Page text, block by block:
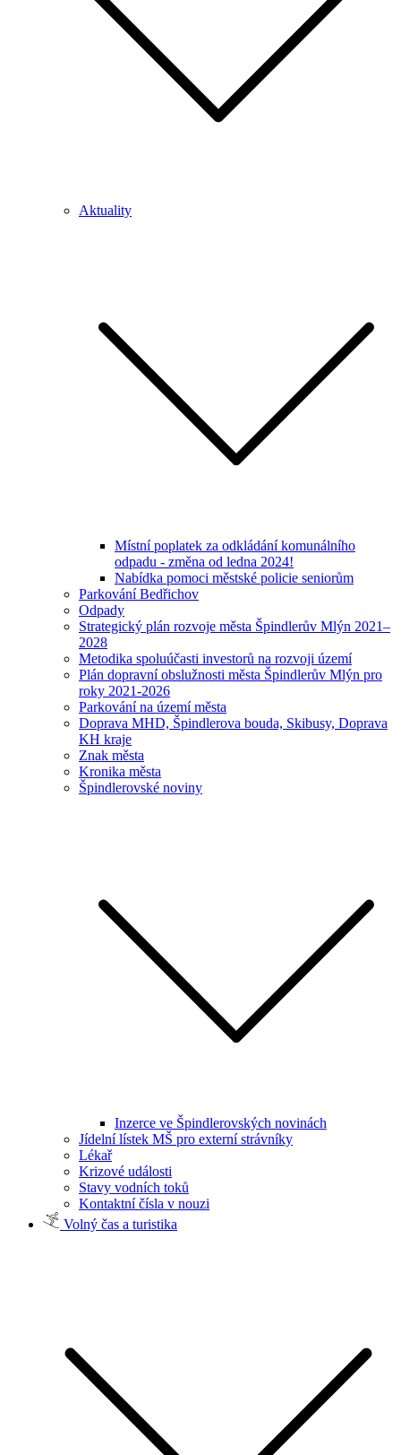
Aktuality
Místní poplatek za odkládání komunálního
odpadu - změna od ledna 2024!
Nabídka pomoci městské policie seniorům
Parkování Bedřichov
Odpady
Strategický plán rozvoje města Špindlerův Mlýn 2021–
2028
Metodika spoluúčasti investorů na rozvoji území
Plán dopravní obslužnosti města Špindlerův Mlýn pro
roky 2021-2026
Parkování na území města
Doprava MHD, Špindlerova bouda, Skibusy, Doprava
KH kraje
Znak města
Kronika města
Špindlerovské noviny
Inzerce ve Špindlerovských novinách
Jídelní lístek MŠ pro externí strávníky
Lékař
Krizové události
Stavy vodních toků
Kontaktní čísla v nouzi
Volný čas a turistika